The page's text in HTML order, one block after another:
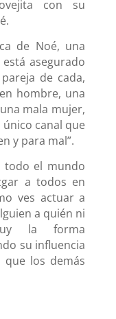
con su
de Noé, una
asegurado
de cada,
hombre, una
mala mujer,
canal que
y para mal”.
todo el mundo
a todos en
ves actuar a
a quién ni
la forma
su influencia
que los demás